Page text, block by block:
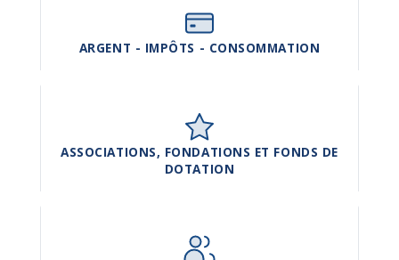
ARGENT - IMPÔTS - CONSOMMATION
ASSOCIATIONS, FONDATIONS ET FONDS DE
DOTATION